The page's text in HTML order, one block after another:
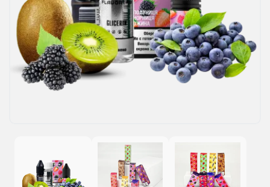
Рідини для електронних сигарет
Подарункові набори
Уцінка